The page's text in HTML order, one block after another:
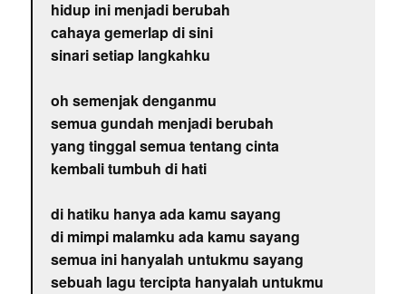
hidup ini menjadi berubah
cahaya gemerlap di sini
sinari setiap langkahku
oh semenjak denganmu
semua gundah menjadi berubah
yang tinggal semua tentang cinta
kembali tumbuh di hati
di hatiku hanya ada kamu sayang
di mimpi malamku ada kamu sayang
semua ini hanyalah untukmu sayang
sebuah lagu tercipta hanyalah untukmu